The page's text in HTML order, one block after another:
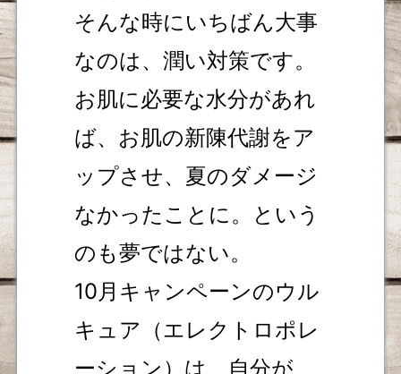
そんな時にいちばん大事
なのは、潤い対策です。
お肌に必要な水分があれ
ば、お肌の新陳代謝をア
ップさせ、夏のダメージ
なかったことに。という
のも夢ではない。
10月キャンペーンのウル
キュア（エレクトロポレ
ーション）は、自分が